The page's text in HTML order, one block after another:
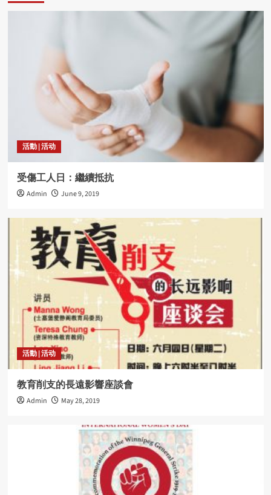
活動 | 活动
受傷工人日：繼續抵抗
Admin June 9, 2019
活動 | 活动
教育削支的長遠影響座談會
Admin May 28, 2019